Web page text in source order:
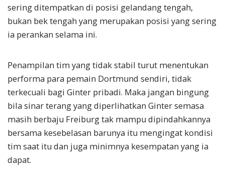
sering ditempatkan di posisi gelandang tengah,
bukan bek tengah yang merupakan posisi yang sering
ia perankan selama ini.
Penampilan tim yang tidak stabil turut menentukan
performa para pemain Dortmund sendiri, tidak
terkecuali bagi Ginter pribadi. Maka jangan bingung
bila sinar terang yang diperlihatkan Ginter semasa
masih berbaju Freiburg tak mampu dipindahkannya
bersama kesebelasan barunya itu mengingat kondisi
tim saat itu dan juga minimnya kesempatan yang ia
dapat.